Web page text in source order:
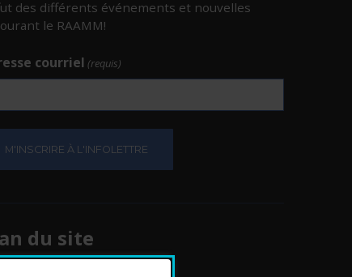
des différents événements et nouvelles
le RAAMM!
courriel (requis)
du site